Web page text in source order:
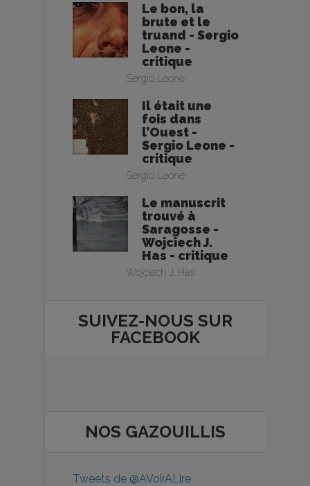
Le bon, la
brute et le
truand - Sergio
Leone -
critique
Sergio Leone
Il était une
fois dans
l’Ouest -
Sergio Leone -
critique
Sergio Leone
Le manuscrit
trouvé à
Saragosse -
Wojciech J.
Has - critique
Wojciech J. Has
SUIVEZ-NOUS SUR
FACEBOOK
NOS GAZOUILLIS
Tweets de @AVoirALire